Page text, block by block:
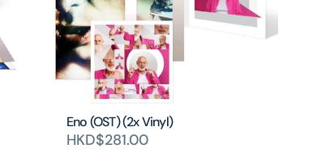
Eno (OST) (2x Vinyl)
HKD$281.00